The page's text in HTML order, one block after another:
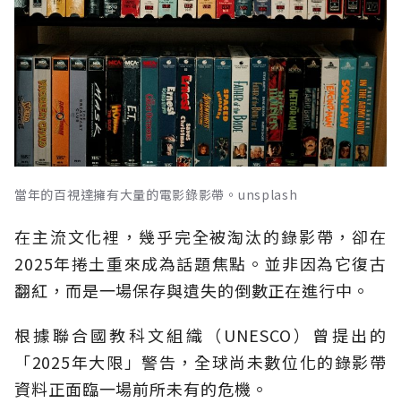
當年的百視達擁有大量的電影錄影帶。unsplash
在主流文化裡，幾乎完全被淘汰的錄影帶，卻在
2025年捲土重來成為話題焦點。並非因為它復古
翻紅，而是一場保存與遺失的倒數正在進行中。
根據聯合國教科文組織（UNESCO）曾提出的
「2025年大限」警告，全球尚未數位化的錄影帶
資料正面臨一場前所未有的危機。